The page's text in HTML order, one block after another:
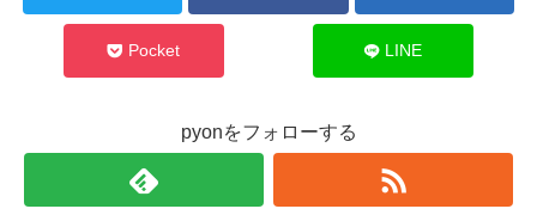
Pocket LINE
pyonをフォローする